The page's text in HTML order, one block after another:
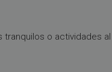
tranquilos o actividades al